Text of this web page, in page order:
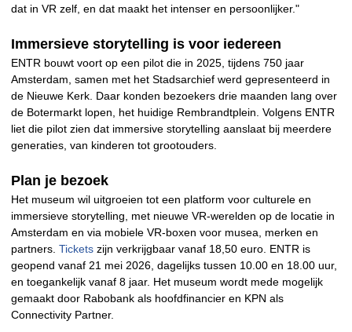
dat in VR zelf, en dat maakt het intenser en persoonlijker."
Immersieve storytelling is voor iedereen
ENTR bouwt voort op een pilot die in 2025, tijdens 750 jaar
Amsterdam, samen met het Stadsarchief werd gepresenteerd in
de Nieuwe Kerk. Daar konden bezoekers drie maanden lang over
de Botermarkt lopen, het huidige Rembrandtplein. Volgens ENTR
liet die pilot zien dat immersive storytelling aanslaat bij meerdere
generaties, van kinderen tot grootouders.
Plan je bezoek
Het museum wil uitgroeien tot een platform voor culturele en
immersieve storytelling, met nieuwe VR-werelden op de locatie in
Amsterdam en via mobiele VR-boxen voor musea, merken en
partners. Tickets zijn verkrijgbaar vanaf 18,50 euro. ENTR is
geopend vanaf 21 mei 2026, dagelijks tussen 10.00 en 18.00 uur,
en toegankelijk vanaf 8 jaar. Het museum wordt mede mogelijk
gemaakt door Rabobank als hoofdfinancier en KPN als
Connectivity Partner.